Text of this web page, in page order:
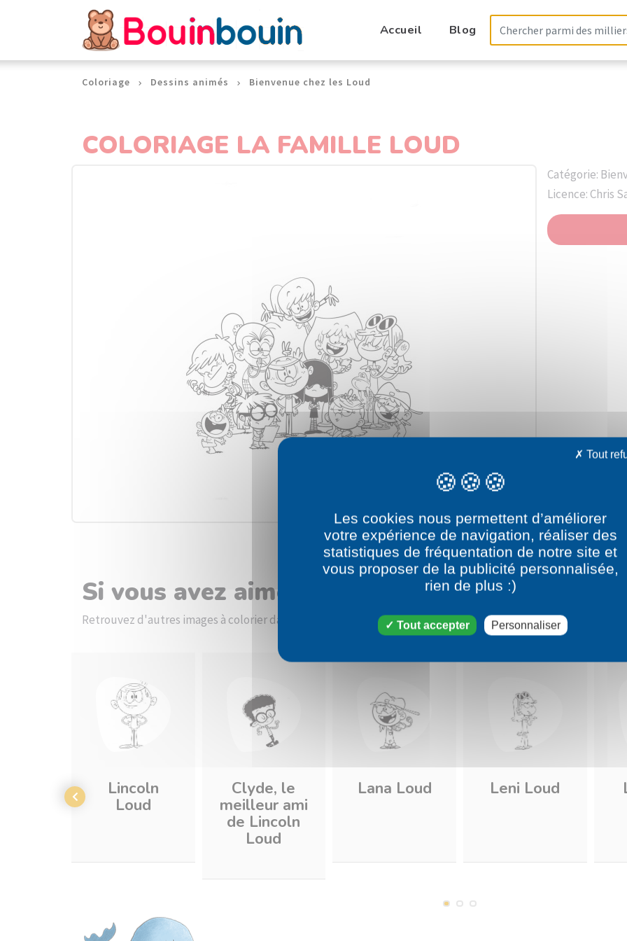
Accueil Blog
Coloriage Dessins animés Bienvenue chez les Loud
COLORIAGE LA FAMILLE LOUD
Catégorie:
Licence: Chris
Si vous avez aimé le dessin La famille Loud
Retrouvez d'autres images à colorier dans la catégorie dessin Bienvenue chez les Loud
Lincoln
Loud
Clyde, le
meilleur ami
de Lincoln
Loud
Lana Loud Leni Loud
Panneau de gestion des cookies
Les cookies nous permettent d’améliorer
votre expérience de navigation, réaliser des
statistiques de fréquentation de notre site et
vous proposer de la publicité personnalisée,
rien de plus :)
Tout accepter
Tout
Personnaliser